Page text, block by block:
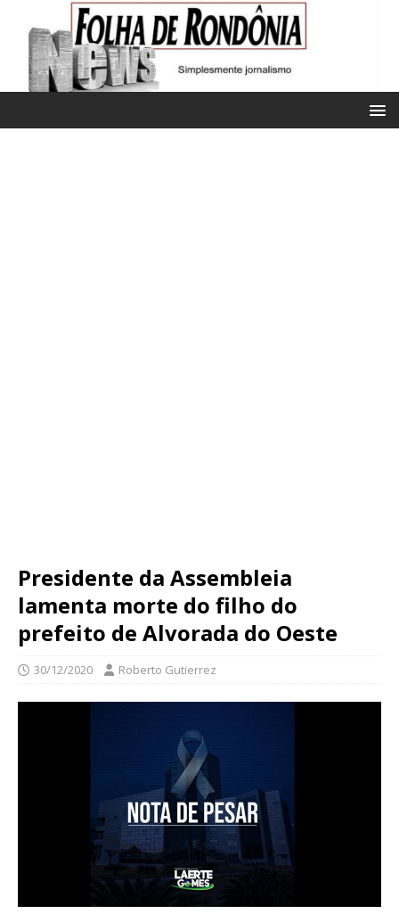
Presidente da Assembleia
lamenta morte do filho do
prefeito de Alvorada do Oeste
30/12/2020 Roberto Gutierrez